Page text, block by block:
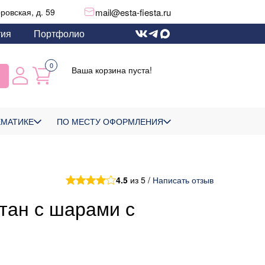
д. 59 mail@esta-fiesta.ru
Портфолио
0 Ваша корзина пуста!
ПО МЕСТУ ОФОРМЛЕНИЯ
4.5 из 5 / Написать отзыв
с шарами с